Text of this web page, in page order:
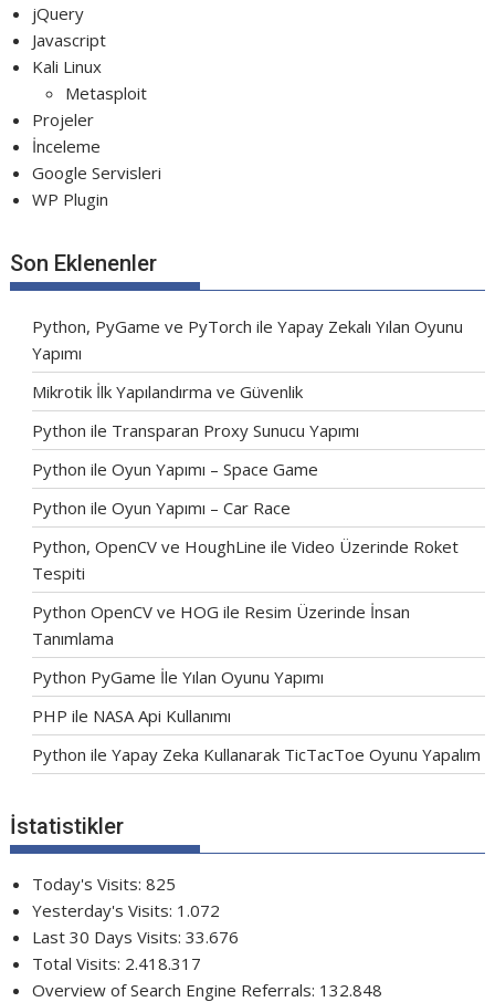
jQuery
Javascript
Kali Linux
Metasploit
Projeler
İnceleme
Google Servisleri
WP Plugin
Son Eklenenler
Python, PyGame ve PyTorch ile Yapay Zekalı Yılan Oyunu
Yapımı
Mikrotik İlk Yapılandırma ve Güvenlik
Python ile Transparan Proxy Sunucu Yapımı
Python ile Oyun Yapımı – Space Game
Python ile Oyun Yapımı – Car Race
Python, OpenCV ve HoughLine ile Video Üzerinde Roket
Tespiti
Python OpenCV ve HOG ile Resim Üzerinde İnsan
Tanımlama
Python PyGame İle Yılan Oyunu Yapımı
PHP ile NASA Api Kullanımı
Python ile Yapay Zeka Kullanarak TicTacToe Oyunu Yapalım
İstatistikler
Today's Visits:825
Yesterday's Visits: 1.072
Last 30 Days Visits:33.676
Total Visits: 2.418.317
Overview of Search Engine Referrals: 132.848